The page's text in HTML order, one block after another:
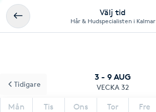
Välj tid
Hår & Hudspecialisten i Kalmar
3 - 9 AUG
VECKA 32
Mån Tis Ons Tor Fre
Tidigare